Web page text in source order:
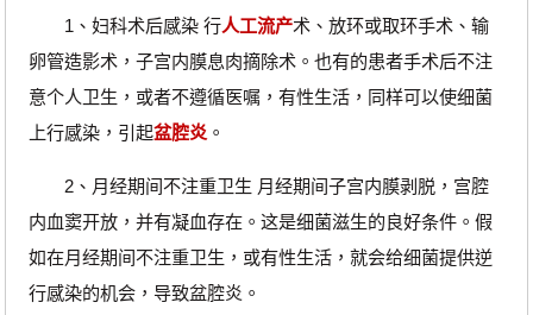
1、妇科术后感染 行人工流产术、放环或取环手术、输
卵管造影术，子宫内膜息肉摘除术。也有的患者手术后不注
意个人卫生，或者不遵循医嘱，有性生活，同样可以使细菌
上行感染，引起盆腔炎。
2、月经期间不注重卫生 月经期间子宫内膜剥脱，宫腔
内血窦开放，并有凝血存在。这是细菌滋生的良好条件。假
如在月经期间不注重卫生，或有性生活，就会给细菌提供逆
行感染的机会，导致盆腔炎。